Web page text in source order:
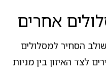
אחרים
הסחיר למסלולים
לצד האיזון בין מניות